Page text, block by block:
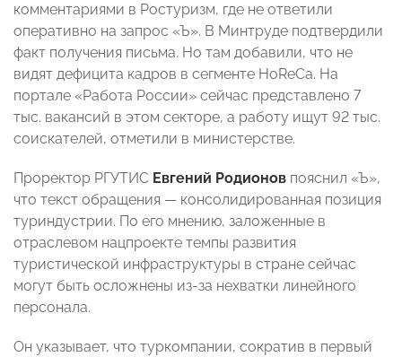
комментариями в Ростуризм, где не ответили
оперативно на запрос «Ъ». В Минтруде подтвердили
факт получения письма. Но там добавили, что не
видят дефицита кадров в сегменте HoReCa. На
портале «Работа России» сейчас представлено 7
тыс. вакансий в этом секторе, а работу ищут 92 тыс.
соискателей, отметили в министерстве.
Проректор РГУТИС Евгений Родионов пояснил «Ъ»,
что текст обращения — консолидированная позиция
туриндустрии. По его мнению, заложенные в
отраслевом нацпроекте темпы развития
туристической инфраструктуры в стране сейчас
могут быть осложнены из-за нехватки линейного
персонала.
Он указывает, что туркомпании, сократив в первый